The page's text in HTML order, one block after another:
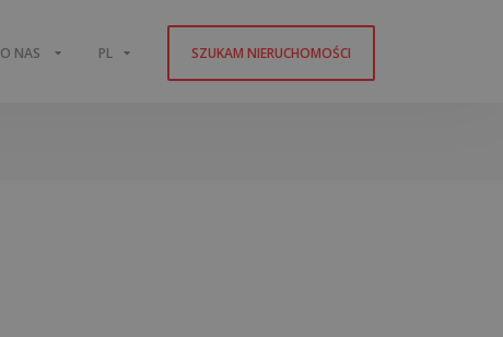
O NAS PL SZUKAM NIERUCHOMOŚCI